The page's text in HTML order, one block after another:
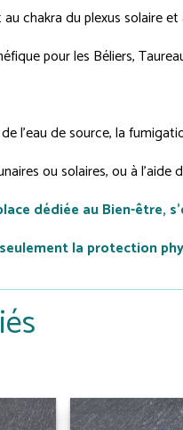
chakra du plexus solaire
pour les Béliers,
l'eau de source, la
ou solaires, ou à
dédiée au Bien-être,
la protection